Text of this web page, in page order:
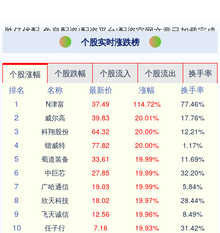
胜亿优配-免息配资|配资平台|配资官网文章已加载完成
个股实时涨跌榜
个股涨幅 个股跌幅 个股流入 个股流出
换手率
排名
名称 最新价 涨幅
换手率
1
N津富 37.49 114.72% 77.46%
2 威尔高 39.83 20.01% 17.76%
3 科翔股份 64.32 20.00% 12.21%
4 锴威特 77.82 20.00% 1.17%
5 蜀道装备 33.61 19.99% 11.69%
6 中巨芯 27.85 19.99% 32.20%
7 广哈通信 19.03 19.99% 5.84%
8 欣天科技 18.02 19.97% 28.44%
9 飞天诚信 12.56 19.96% 8.49%
10 任子行 7.16 19.93% 31.42%